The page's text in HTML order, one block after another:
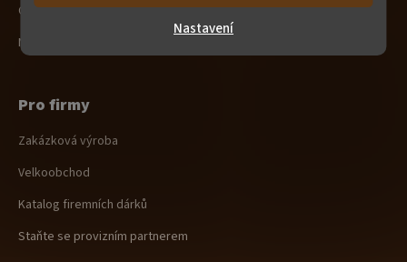
Nastavení
Cookies
Nevyzvednutá objednávka na dobírku
Pro firmy
Zakázková výroba
Velkoobchod
Katalog firemních dárků
Staňte se provizním partnerem